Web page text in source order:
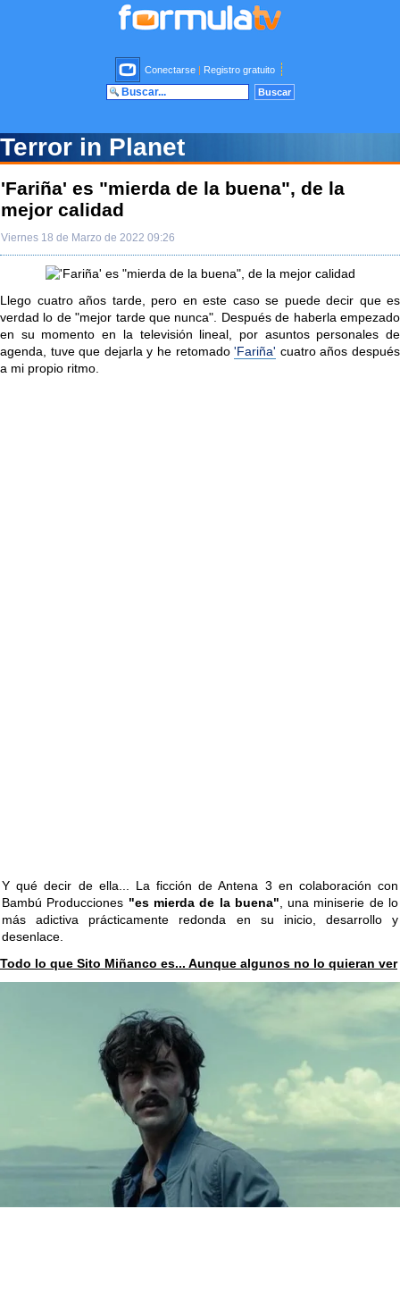
Conectarse | Registro gratuito
Terror in Planet
'Fariña' es "mierda de la buena", de la
mejor calidad
Viernes 18 de Marzo de 2022 09:26
Llego cuatro años tarde, pero en este caso se puede decir que es
verdad lo de "mejor tarde que nunca". Después de haberla empezado
en su momento en la televisión lineal, por asuntos personales de
agenda, tuve que dejarla y he retomado'Fariña' cuatro años después
a mi propio ritmo.
Y qué decir de ella... La ficción de Antena 3 en colaboración con
Bambú Producciones "es mierda de la buena" , una miniserie de lo
más adictiva prácticamente redonda en su inicio, desarrollo y
desenlace.
Todo lo que Sito Miñanco es... Aunque algunos no lo quieran ver